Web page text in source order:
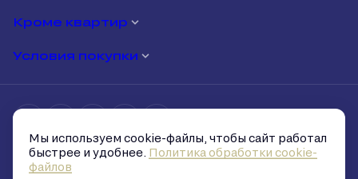
Кроме квартир
Условия покупки
Политика обработки персональных данных
Политика обработки cookie-файлов
Условия и запреты на распространение персональных данных
Мы используем cookie-файлы, чтобы сайт работал
быстрее и удобнее. Политика обработки cookie-
файлов